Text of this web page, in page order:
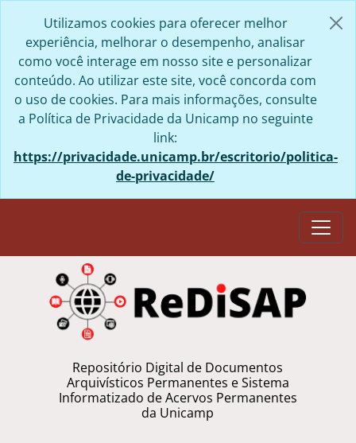
Utilizamos cookies para oferecer melhor
experiência, melhorar o desempenho, analisar
como você interage em nosso site e personalizar
conteúdo. Ao utilizar este site, você concorda com
o uso de cookies. Para mais informações, consulte
a Política de Privacidade da Unicamp no seguinte
link:
https://privacidade.unicamp.br/escritorio/politica-
de-privacidade/
Repositório Digital de Documentos
Arquivísticos Permanentes e Sistema
Informatizado de Acervos Permanentes
da Unicamp